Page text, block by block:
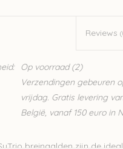
Reviews
Op voorraad(2)
Verzendingen gebeuren
vrijdag. Gratis levering
België, vanaf 150 euro in
breinaalden zijn de